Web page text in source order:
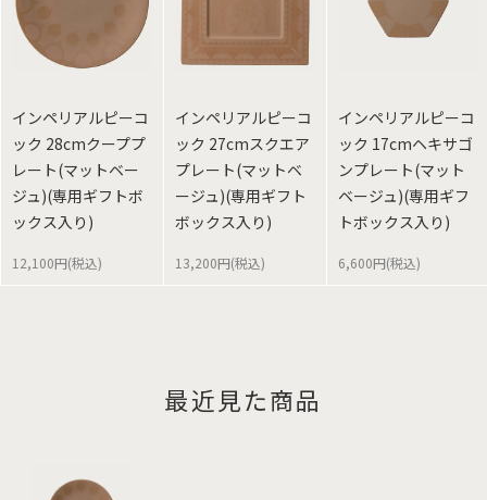
インペリアルピーコ
ック 28cmクーププ
レート(マットベー
ジュ)(専用ギフトボ
ックス入り)
12,100円(税込)
インペリアルピーコ
ック 27cmスクエア
プレート(マットベ
ージュ)(専用ギフト
ボックス入り)
13,200円(税込)
インペリアルピーコ
ック 17cmヘキサゴ
ンプレート(マット
ベージュ)(専用ギフ
トボックス入り)
6,600円(税込)
最近見た商品